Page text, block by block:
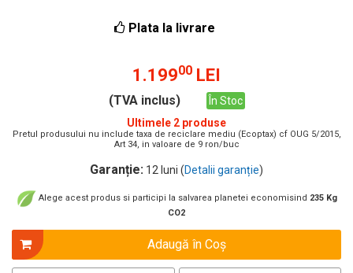
Plata la livrare
1.19900 LEI
(TVA inclus)
În Stoc
Ultimele 2 produse
Pretul produsului nu include taxa de reciclare mediu (Ecoptax) cf OUG 5/2015,
Art 34, in valoare de 9 ron/buc
Garanție: 12 luni (Detalii garanție)
Alege acest produs si participi la salvarea planetei economisind 235 Kg
CO2
Adaugă în Coş